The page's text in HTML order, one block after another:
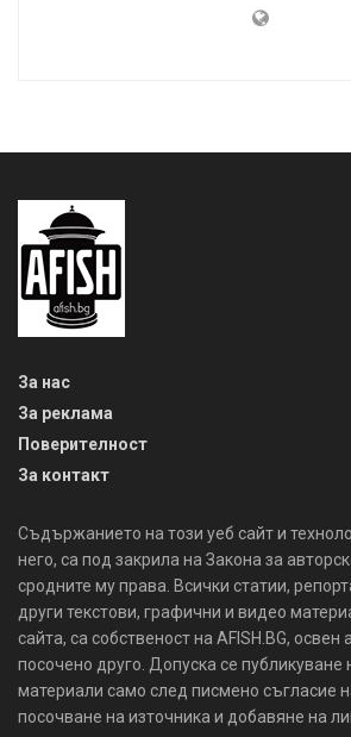
За нас
За реклама
Поверителност
За контакт
Съдържанието на този уеб сайт и
него, са под закрила на Закона за
сродните му права. Всички статии,
други текстови, графични и видео
сайта, са собственост на AFISH.BG, освен
посочено друго. Допуска се публикуване
материали само след писмено съгласие
посочване на източника и добавяне на